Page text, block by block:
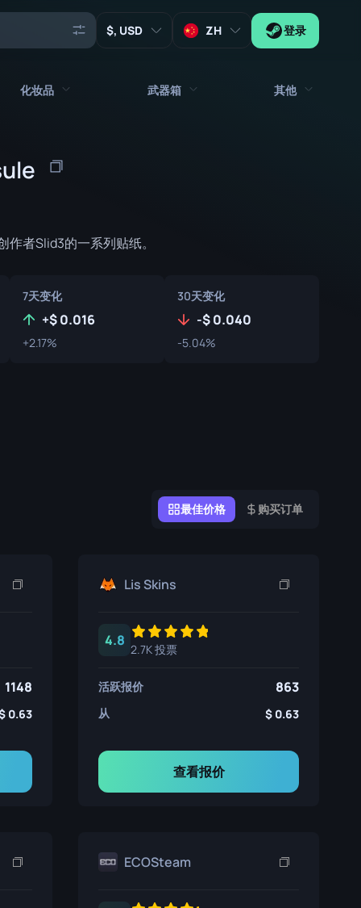
, USD ZH 登录
化妆品
涂鸦
补丁
武器箱
贴纸胶囊
音乐包盒
其他
者Slid3的一系列贴纸。
7天变化
+ 0.016
+2.17%
30天变化
- 0.040
-5.04%
最佳价格 购买订单
1148
0.63
Lis Skins
4.8
2.7K 投票
活跃报价 863
从 0.63
查看报价
ECOSteam